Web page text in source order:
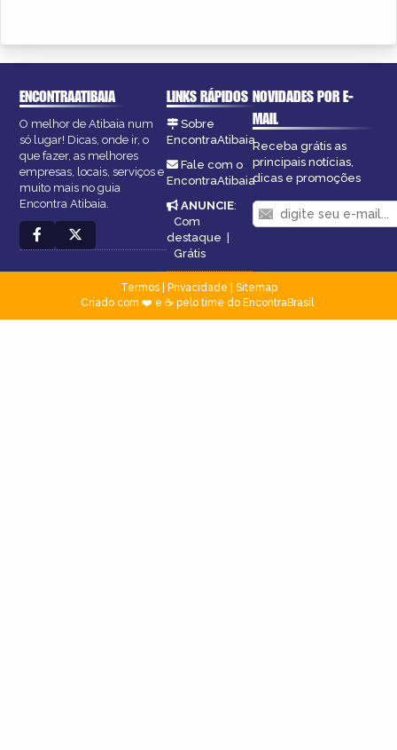
ENCONTRAATIBAIA
O melhor de Atibaia num
só lugar! Dicas, onde ir, o
que fazer, as melhores
empresas, locais, serviços e
muito mais no guia
Encontra Atibaia.
LINKS RÁPIDOS
Sobre
EncontraAtibaia
Fale com o
EncontraAtibaia
ANUNCIE:
Com
destaque |
Grátis
NOVIDADES POR E-
MAIL
Receba grátis as
principais notícias,
dicas e promoções
Termos| Privacidade
Sitemap
Criado com ❤️ e ☕ pelo time do EncontraBrasil